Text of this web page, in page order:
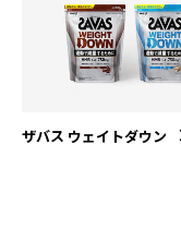
ザバス ウェイトダウン